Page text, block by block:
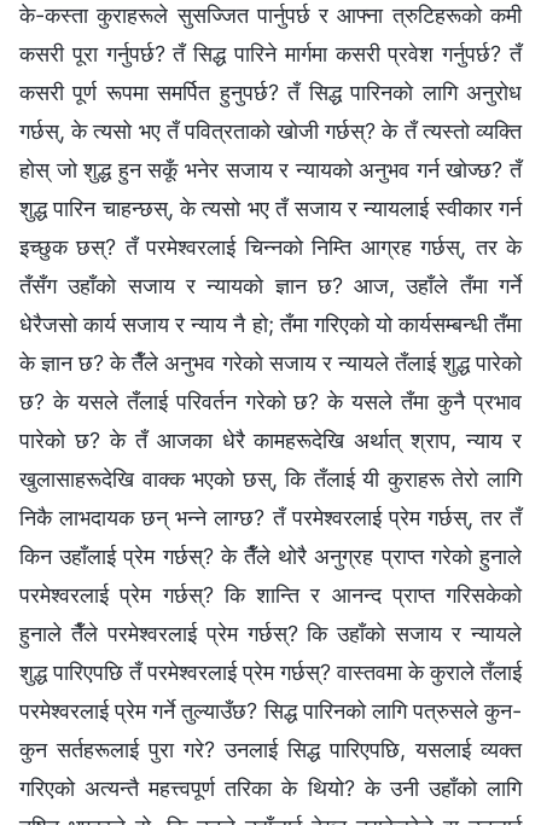
के-कस्ता कुराहरूले सुसज्‍जित पार्नुपर्छ र आफ्‍ना त्रुटिहरूको कमी
कसरी पूरा गर्नुपर्छ? तँ सिद्ध पारिने मार्गमा कसरी प्रवेश गर्नुपर्छ? तँ
कसरी पूर्ण रूपमा समर्पित हुनुपर्छ? तँ सिद्ध पारिनको लागि अनुरोध
गर्छस्, के त्यसो भए तँ पवित्रताको खोजी गर्छस्? के तँ त्यस्तो व्यक्ति
होस् जो शुद्ध हुन सकूँ भनेर सजाय र न्यायको अनुभव गर्न खोज्छ? तँ
शुद्ध पारिन चाहन्छस्, के त्यसो भए तँ सजाय र न्यायलाई स्वीकार गर्न
इच्‍छुक छस्? तँ परमेश्‍वरलाई चिन्‍नको निम्ति आग्रह गर्छस्, तर के
तँसँग उहाँको सजाय र न्यायको ज्ञान छ? आज, उहाँले तँमा गर्ने
धेरैजसो कार्य सजाय र न्याय नै हो; तँमा गरिएको यो कार्यसम्‍बन्धी तँमा
के ज्ञान छ? के तैँले अनुभव गरेको सजाय र न्यायले तँलाई शुद्ध पारेको
छ? के यसले तँलाई परिवर्तन गरेको छ? के यसले तँमा कुनै प्रभाव
पारेको छ? के तँ आजका धेरै कामहरूदेखि अर्थात् श्राप, न्याय र
खुलासाहरूदेखि वाक्‍क भएको छस्, कि तँलाई यी कुराहरू तेरो लागि
निकै लाभदायक छन् भन्‍ने लाग्छ? तँ परमेश्‍वरलाई प्रेम गर्छस्, तर तँ
किन उहाँलाई प्रेम गर्छस्? के तैँले थोरै अनुग्रह प्राप्त गरेको हुनाले
परमेश्‍वरलाई प्रेम गर्छस्? कि शान्ति र आनन्द प्राप्त गरिसकेको
हुनाले तैँले परमेश्‍वरलाई प्रेम गर्छस्? कि उहाँको सजाय र न्यायले
शुद्ध पारिएपछि तँ परमेश्‍वरलाई प्रेम गर्छस्? वास्तवमा के कुराले तँलाई
परमेश्‍वरलाई प्रेम गर्ने तुल्याउँछ? सिद्ध पारिनको लागि पत्रुसले कुन-
कुन सर्तहरूलाई पुरा गरे? उनलाई सिद्ध पारिएपछि, यसलाई व्यक्त
गरिएको अत्यन्तै महत्त्वपूर्ण तरिका के थियो? के उनी उहाँको लागि